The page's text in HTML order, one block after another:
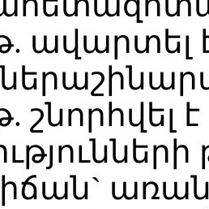
թ. ավարտել
թ.